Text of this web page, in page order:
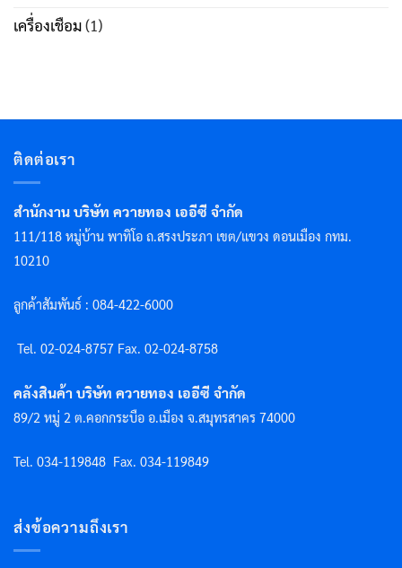
เครื่องเชือม(1)
ติดต่อเรา
สำนักงาน บริษัท ควายทอง เออีซี จำกัด
111/118 หมู่บ้าน พาทิโอ ถ.สรงประภา เขต/แขวง ดอนเมือง กทม.
10210
ลูกค้าสัมพันธ์ : 084-422-6000
Tel. 02-024-8757 Fax. 02-024-8758
คลังสินค้า บริษัท ควายทอง เออีซี จำกัด
89/2 หมู่ 2 ต.คอกกระบือ อ.เมือง จ.สมุทรสาคร 74000
Tel. 034-119848 Fax. 034-119849
ส่งข้อความถึงเรา